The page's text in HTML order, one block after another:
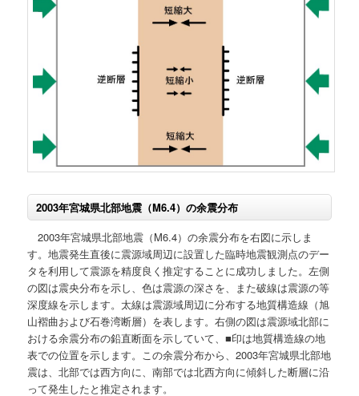
2003年宮城県北部地震（M6.4）の余震分布
2003年宮城県北部地震（M6.4）の余震分布を右図に示しま
す。地震発生直後に震源域周辺に設置した臨時地震観測点のデー
タを利用して震源を精度良く推定することに成功しました。左側
の図は震央分布を示し、色は震源の深さを、また破線は震源の等
深度線を示します。太線は震源域周辺に分布する地質構造線（旭
山褶曲および石巻湾断層）を表します。右側の図は震源域北部に
おける余震分布の鉛直断面を示していて、■印は地質構造線の地
表での位置を示します。この余震分布から、2003年宮城県北部地
震は、北部では西方向に、南部では北西方向に傾斜した断層に沿
って発生したと推定されます。